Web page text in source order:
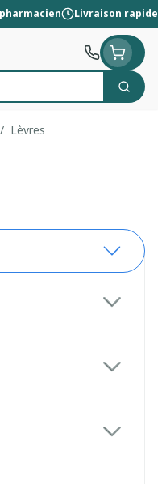
Livraison rapide
/ Lèvres